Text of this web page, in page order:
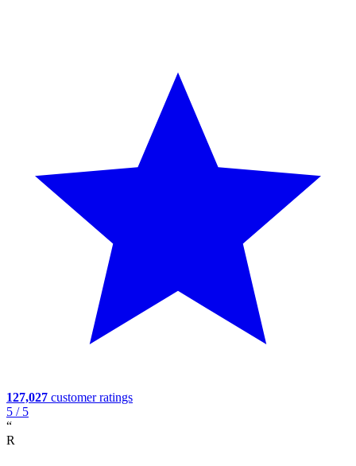
127,027 customer ratings
5 / 5
“
R